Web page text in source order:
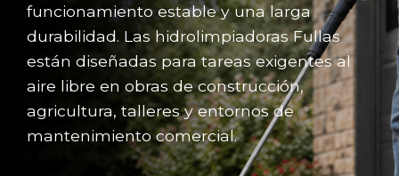
funcionamiento estable y una larga
durabilidad. Las hidrolimpiadoras Fullas
están diseñadas para tareas exigentes al
aire libre en obras de construcción,
agricultura, talleres y entornos de
mantenimiento comercial.